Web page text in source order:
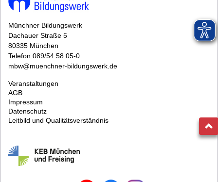
Münchner Bildungswerk
Dachauer Straße 5
80335 München
Telefon 089/54 58 05-0
mbw@muenchner-bildungswerk.de
Veranstaltungen
AGB
Impressum
Datenschutz
Leitbild und Qualitätsverständnis